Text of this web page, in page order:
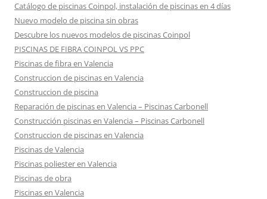
Catálogo de piscinas Coinpol, instalación de piscinas en 4 días
Nuevo modelo de piscina sin obras
Descubre los nuevos modelos de piscinas Coinpol
PISCINAS DE FIBRA COINPOL VS PPC
Piscinas de fibra en Valencia
Construccion de piscinas en Valencia
Construccion de piscina
Reparación de piscinas en Valencia – Piscinas Carbonell
Construcción piscinas en Valencia – Piscinas Carbonell
Construccion de piscinas en Valencia
Piscinas de Valencia
Piscinas poliester en Valencia
Piscinas de obra
Piscinas en Valencia